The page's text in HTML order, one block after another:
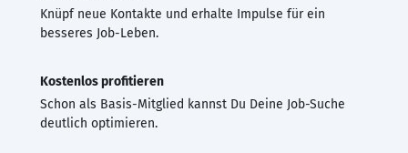
Knüpf neue Kontakte und erhalte Impulse für ein
besseres Job-Leben.
Kostenlos profitieren
Schon als Basis-Mitglied kannst Du Deine Job-Suche
deutlich optimieren.